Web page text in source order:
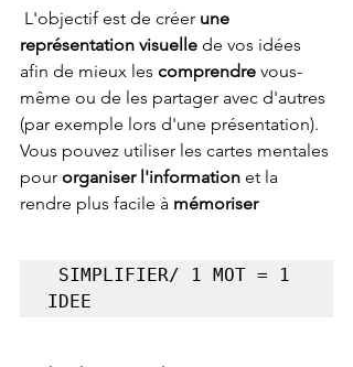
L'objectif est de créer une
représentation visuelle de vos idées
afin de mieux les comprendre vous-
même ou de les partager avec d'autres
(par exemple lors d'une présentation).
Vous pouvez utiliser les cartes mentales
pour organiser l'information et la
rendre plus facile à mémoriser
IDEE